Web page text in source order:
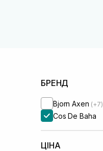
БРЕНД
Bjorn Axen (+7)
Cos De Baha
ЦІНА